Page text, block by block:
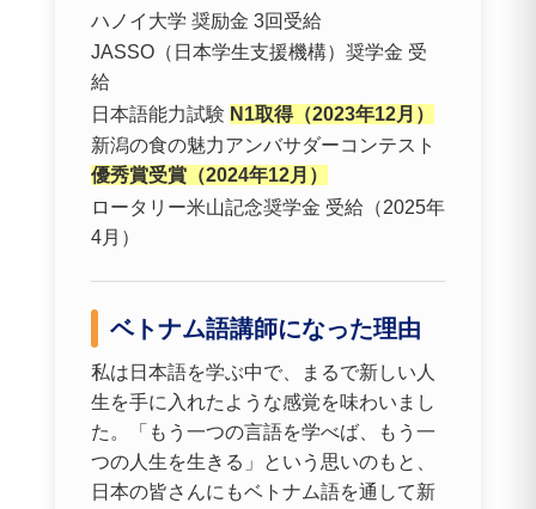
ハノイ大学 奨励金 3回受給
JASSO（日本学生支援機構）奨学金 受
給
日本語能力試験 N1取得（2023年12月）
新潟の食の魅力アンバサダーコンテスト
優秀賞受賞（2024年12月）
ロータリー米山記念奨学金 受給（2025年
4月）
ベトナム語講師になった理由
私は日本語を学ぶ中で、まるで新しい人
生を手に入れたような感覚を味わいまし
た。「もう一つの言語を学べば、もう一
つの人生を生きる」という思いのもと、
日本の皆さんにもベトナム語を通して新